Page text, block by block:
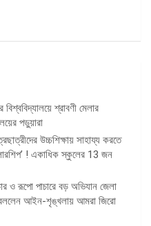
শ্রাবণী মেলার
পড়ুয়ারা
উচ্চশিক্ষায় সাহায্য করতে
! একাধিক স্কুলের 13 জন
রূপো পাচারে বড় অভিযান জেলা
আইন-শৃঙ্খলায় আমরা জিরো